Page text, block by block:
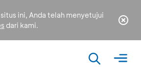
ini, Anda telah menyetujui
dari kami.